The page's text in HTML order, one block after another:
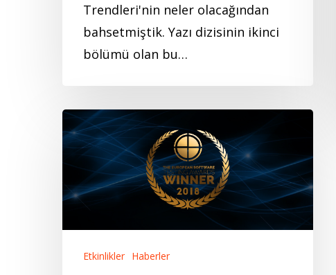
Trendleri'nin neler olacağından
bahsetmiştik. Yazı dizisinin ikinci
bölümü olan bu…
European
Software
Testing
Awards’tan
Ödülle
Döndük!
Etkinlikler Haberler